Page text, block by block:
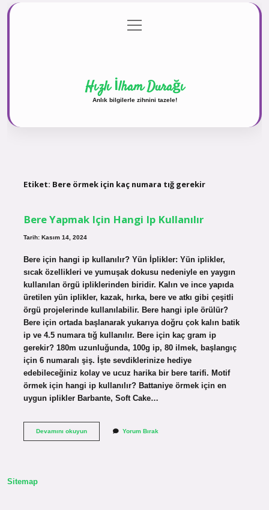
Gizlilik Politikası
menüyü
aç
Hızlı İlham Durağı
Anlık bilgilerle zihnini tazele!
Etiket: Bere örmek için kaç numara tığ gerekir
Bere Yapmak Için Hangi Ip Kullanılır
Tarih: Kasım 14, 2024
Bere için hangi ip kullanılır? Yün İplikler: Yün iplikler,
sıcak özellikleri ve yumuşak dokusu nedeniyle en yaygın
kullanılan örgü ipliklerinden biridir. Kalın ve ince yapıda
üretilen yün iplikler, kazak, hırka, bere ve atkı gibi çeşitli
örgü projelerinde kullanılabilir. Bere hangi iple örülür?
Bere için ortada başlanarak yukarıya doğru çok kalın batik
ip ve 4.5 numara tığ kullanılır. Bere için kaç gram ip
gerekir? 180m uzunluğunda, 100g ip, 80 ilmek, başlangıç ​​
için 6 numaralı şiş. İşte sevdiklerinize hediye
edebileceğiniz kolay ve ucuz harika bir bere tarifi. Motif
örmek için hangi ip kullanılır? Battaniye örmek için en
uygun iplikler Barbante, Soft Cake…
Devamını okuyunBere
Yorum Bırak
Sitemap